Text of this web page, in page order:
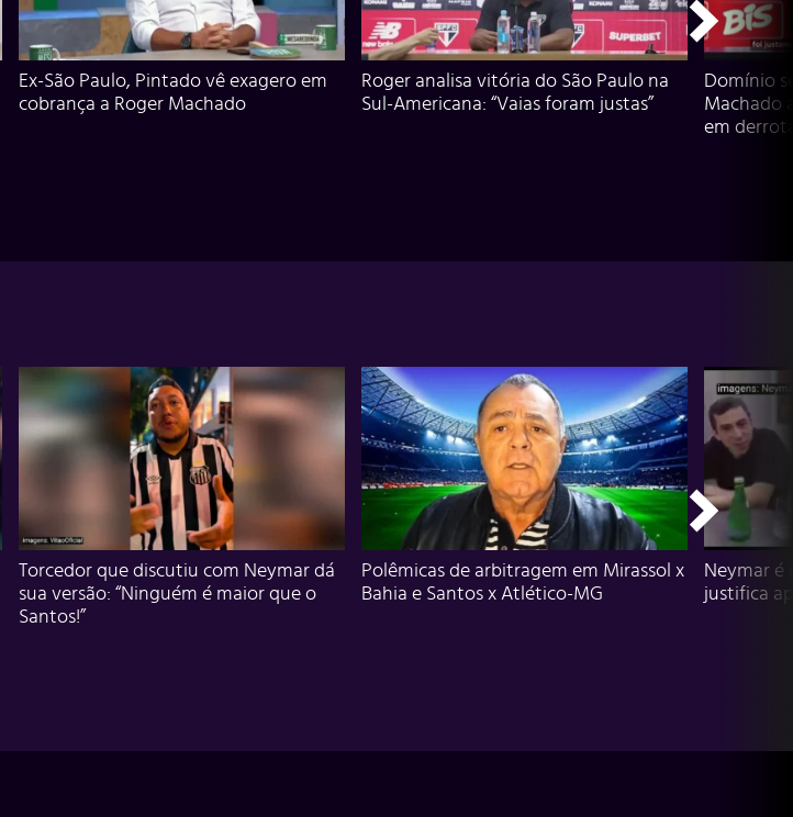
Ex-São Paulo, Pintado vê exagero em
cobrança a Roger Machado
Roger analisa vitória do São Paulo na
Sul-Americana: “Vaias foram justas”
Domínio
Machado
em
Torcedor que discutiu com Neymar dá
sua versão: “Ninguém é maior que o
Santos!”
Polêmicas de arbitragem em Mirassol x
Bahia e Santos x Atlético-MG
Neymar é
justifica